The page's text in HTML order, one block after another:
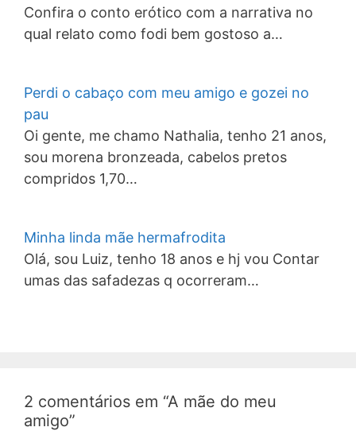
Confira o conto erótico com a narrativa no
qual relato como fodi bem gostoso a…
Perdi o cabaço com meu amigo e gozei no
pau
Oi gente, me chamo Nathalia, tenho 21 anos,
sou morena bronzeada, cabelos pretos
compridos 1,70…
Minha linda mãe hermafrodita
Olá, sou Luiz, tenho 18 anos e hj vou Contar
umas das safadezas q ocorreram…
2 comentários em “A mãe do meu
amigo”